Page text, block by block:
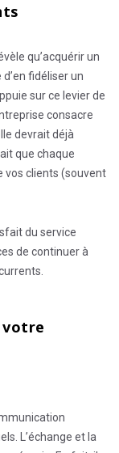
qu’acquérir un
fidéliser un
sur ce levier de
consacre
devrait déjà
que chaque
vos clients (souvent
du service
de continuer à
votre
L’échange et la